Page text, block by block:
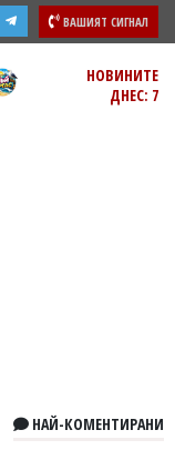
ВАШИЯТ СИГНАЛ
НОВИНИТЕ
ДНЕС: 7
НАЙ-КОМЕНТИРАНИ